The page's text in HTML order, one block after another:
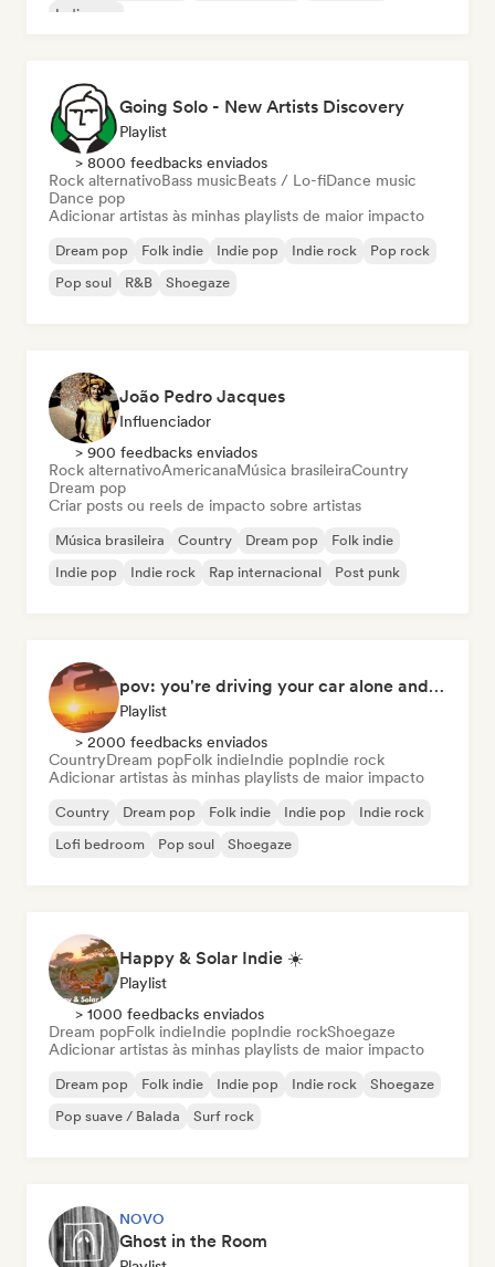
Indie pop
Going Solo - New Artists Discovery
Playlist
> 8000 feedbacks enviados
Rock alternativoBass musicBeats / Lo-fiDance music
Dance pop
Adicionar artistas às minhas playlists de maior impacto
Dream pop Folk indie Indie pop Indie rock
Pop rock
Pop soul
R&B Shoegaze
João Pedro Jacques
Influenciador
> 900 feedbacks enviados
Rock alternativoAmericanaMúsica brasileiraCountry
Dream pop
Criar posts ou reels de impacto sobre artistas
Música brasileira Country Dream pop
Folk indie
Indie pop
Indie rock Rap internacional Post punk
pov: you're driving your car alone and it's golden hour
Playlist
> 2000 feedbacks enviados
CountryDream popFolk indieIndie popIndie rock
Adicionar artistas às minhas playlists de maior impacto
Country Dream pop Folk indie Indie pop
Indie rock
Lofi bedroom
Pop soul Shoegaze
Happy & Solar Indie ☀️
Playlist
> 1000 feedbacks enviados
Dream popFolk indieIndie popIndie rockShoegaze
Adicionar artistas às minhas playlists de maior impacto
Dream pop Folk indie Indie pop Indie rock
Shoegaze
Pop suave / Balada
Surf rock
NOVO
Ghost in the Room